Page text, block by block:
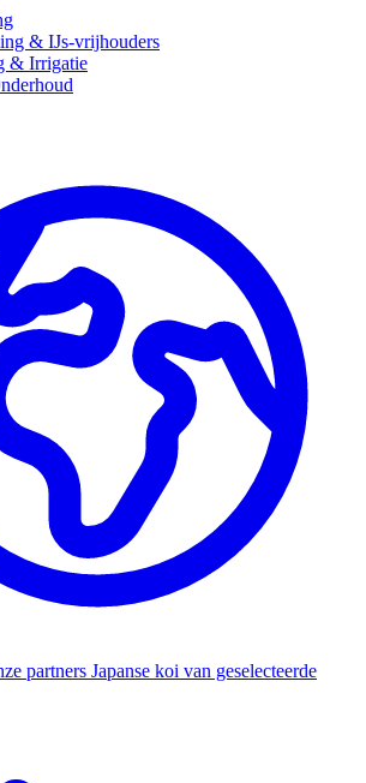
& IJs-vrijhouders
& Irrigatie
partners Japanse koi van geselecteerde